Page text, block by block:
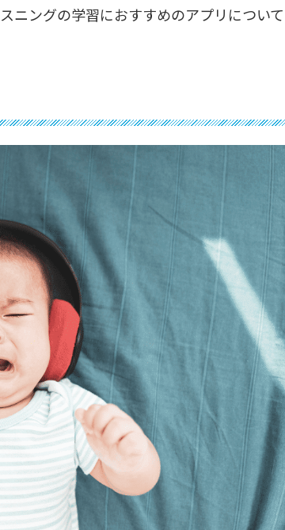
ニングの学習におすすめのアプリについて